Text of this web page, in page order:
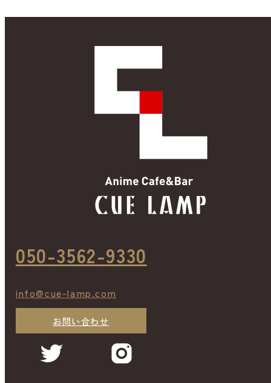
050-3562-9330
info@cue-lamp.com
お問い合わせ